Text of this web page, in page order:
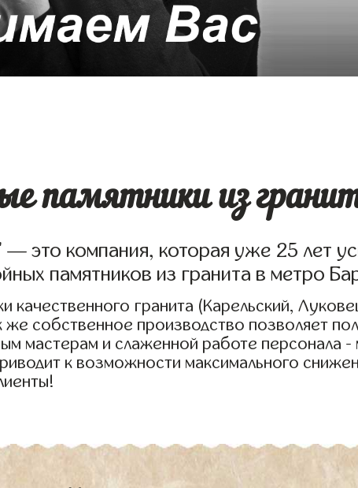
памятники из
— это компания, которая уже 25 лет
памятников из гранита в метро
качественного гранита (Карельский,
же собственное производство позволяет
мастерам и слаженной работе
к возможности максимального